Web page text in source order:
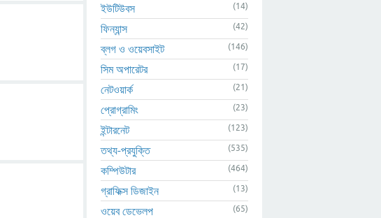
ইউটিউবস (14)
ফিন্যান্স (42)
ব্লগ ও ওয়েবসাইট (146)
সিম অপারেটর (17)
নেটওয়ার্ক (21)
প্রোগ্রামিং (23)
ইন্টারনেট (123)
তথ্য-প্রযুক্তি (535)
কম্পিউটার (464)
গ্রাফিক্স ডিজাইন (13)
ওয়েব ডেভেলপ (65)